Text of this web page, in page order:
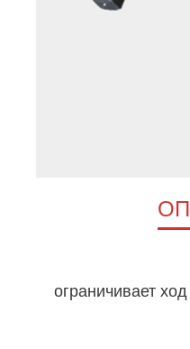
ограничивает